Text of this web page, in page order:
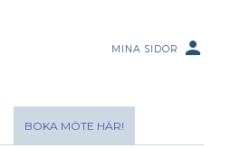
MINA SIDOR person
BOKA MÖTE HÄR!